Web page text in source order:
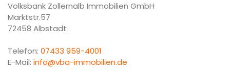
Volksbank Zollernalb Immobilien GmbH
Marktstr.57
72458 Albstadt
Telefon: 07433 959-4001
E-Mail: info@vba-immobilien.de